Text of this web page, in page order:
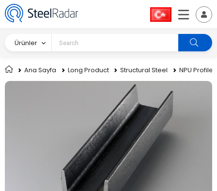
Ürünler
Ana Sayfa Long Product Structural Steel NPU Profile